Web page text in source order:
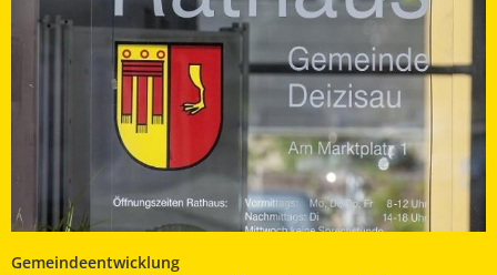
Gemeindeentwicklung